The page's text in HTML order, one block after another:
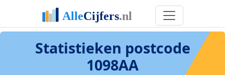
Statistieken postcode
1098AA